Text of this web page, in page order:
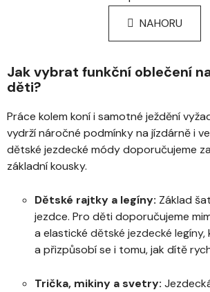
á
c
í
r
v
k
y
p
i
s
u
o
v
á
í
NAHORU
Jak vybrat funkční oblečení
děti?
Práce kolem koní i samotné ježdění
vydrží náročné podmínky na jízdárně i
dětské jezdecké módy doporučujeme
základní kousky.
Dětské rajtky a legíny: Základ
jezdce. Pro děti doporučujeme
a elastické dětské jezdecké legíny,
a přizpůsobí se i tomu, jak dítě
Trička, mikiny a svetry: